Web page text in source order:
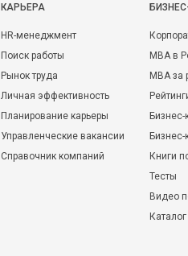
КАРЬЕРА
HR-менеджмент
Поиск работы
Рынок труда
Личная эффективность
Планирование карьеры
Управленческие вакансии
Справочник компаний
MBA в
MBA
Бизнес-
Книги
Тесты
Видео